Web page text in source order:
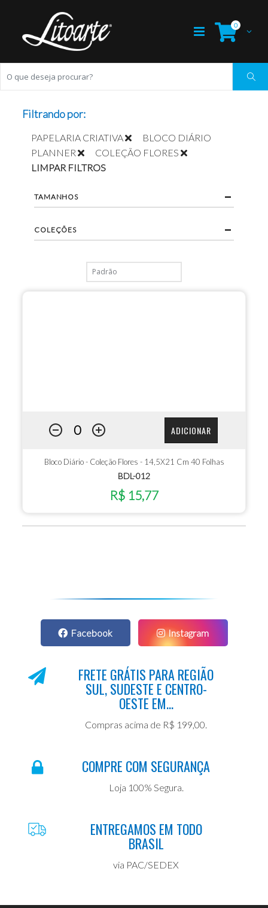
0
ADICIONAR
Bloco Diário - Coleção Flores - 14,5X21 Cm 40 Folhas
BDL-012
R$ 15,77
Filtrando por:
PAPELARIA CRIATIVA
BLOCO DIÁRIO
PLANNER
COLEÇÃO FLORES
LIMPAR FILTROS
TAMANHOS
COLEÇÕES
Facebook Instagram
FRETE GRÁTIS PARA REGIÃO
SUL, SUDESTE E CENTRO-
OESTE EM...
Compras acima de R$ 199,00.
COMPRE COM SEGURANÇA
Loja 100% Segura.
ENTREGAMOS EM TODO
BRASIL
via PAC/SEDEX